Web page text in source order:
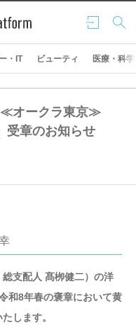
ログ
イン
検索
・IT ビューティ 医療・科学
≪オークラ東京≫
受章のお知らせ
支配人 髙栁健二）の洋
和8年春の褒章において黄
します。